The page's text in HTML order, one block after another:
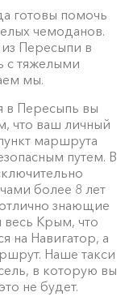
готовы помочь
чемоданов.
Пересыпи в
с тяжелыми
мы.
в Пересыпь вы
что ваш личный
маршрута
путем. В
более 8 лет
знающие
весь Крым, что
на Навигатор, а
Наше такси
в которую вы
не будет.